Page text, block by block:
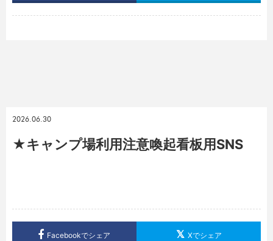
2026.06.30
★キャンプ場利用注意喚起看板用SNS
Facebookでシェア Xでシェア